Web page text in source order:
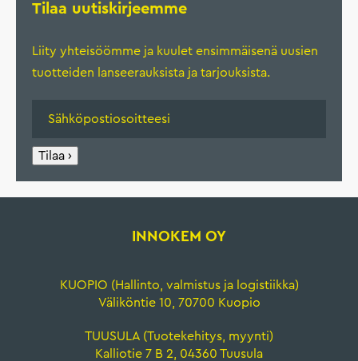
Tilaa uutiskirjeemme
Liity yhteisöömme ja kuulet ensimmäisenä uusien
tuotteiden lanseerauksista ja tarjouksista.
Tilaa ›
INNOKEM OY
KUOPIO (Hallinto, valmistus ja logistiikka)
Väliköntie 10, 70700 Kuopio
TUUSULA (Tuotekehitys, myynti)
Kalliotie 7 B 2, 04360 Tuusula